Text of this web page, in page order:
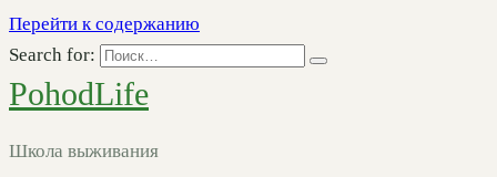
Перейти к содержанию
Search for:
PohodLife
Школа выживания